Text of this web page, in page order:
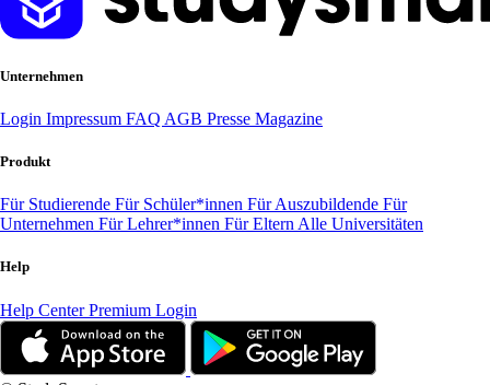
Unternehmen
Login Impressum FAQ AGB Presse Magazine
Produkt
Für Studierende Für Schüler*innen Für Auszubildende Für
Unternehmen Für Lehrer*innen Für Eltern Alle Universitäten
Help
Help CenterPremium Login